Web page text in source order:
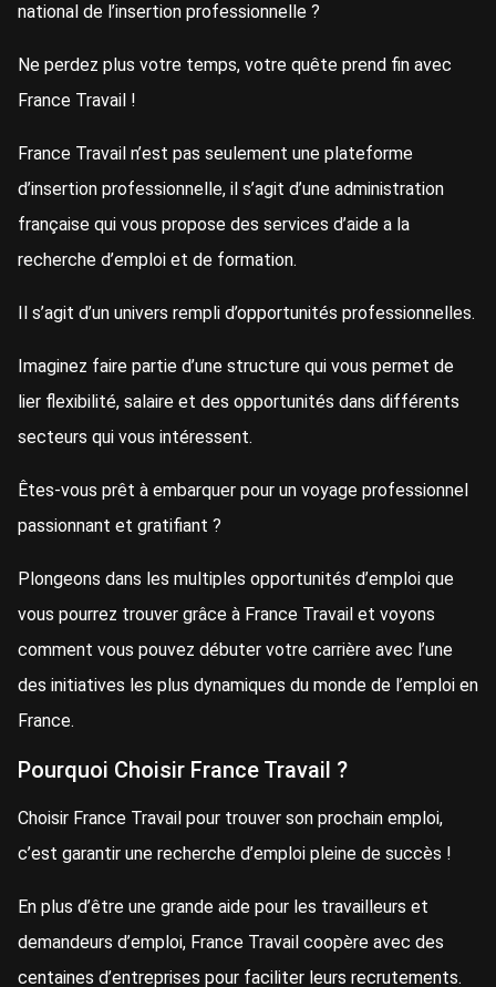
national de l’insertion professionnelle ?
Ne perdez plus votre temps, votre quête prend fin avec
France Travail !
France Travail n’est pas seulement une plateforme
d’insertion professionnelle, il s’agit d’une administration
française qui vous propose des services d’aide a la
recherche d’emploi et de formation.
Il s’agit d’un univers rempli d’opportunités professionnelles.
Imaginez faire partie d’une structure qui vous permet de
lier flexibilité, salaire et des opportunités dans différents
secteurs qui vous intéressent.
Êtes-vous prêt à embarquer pour un voyage professionnel
passionnant et gratifiant ?
Plongeons dans les multiples opportunités d’emploi que
vous pourrez trouver grâce à France Travail et voyons
comment vous pouvez débuter votre carrière avec l’une
des initiatives les plus dynamiques du monde de l’emploi en
France.
Pourquoi Choisir France Travail ?
Choisir France Travail pour trouver son prochain emploi,
c’est garantir une recherche d’emploi pleine de succès !
En plus d’être une grande aide pour les travailleurs et
demandeurs d’emploi, France Travail coopère avec des
centaines d’entreprises pour faciliter leurs recrutements.